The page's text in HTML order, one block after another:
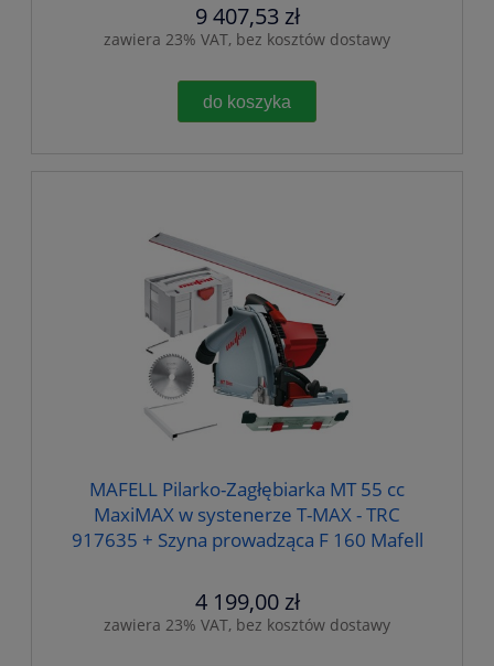
9 407,53 zł
zawiera 23% VAT, bez kosztów dostawy
do koszyka
MAFELL Pilarko-Zagłębiarka MT 55 cc
MaxiMAX w systenerze T-MAX - TRC
917635 + Szyna prowadząca F 160 Mafell
4 199,00 zł
zawiera 23% VAT, bez kosztów dostawy